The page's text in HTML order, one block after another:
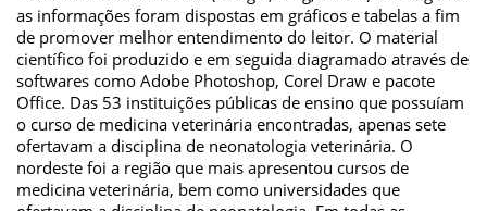
as informações foram dispostas em gráficos e tabelas a fim
de promover melhor entendimento do leitor. O material
científico foi produzido e em seguida diagramado através de
softwares como Adobe Photoshop, Corel Draw e pacote
Office. Das 53 instituições públicas de ensino que possuíam
o curso de medicina veterinária encontradas, apenas sete
ofertavam a disciplina de neonatologia veterinária. O
nordeste foi a região que mais apresentou cursos de
medicina veterinária, bem como universidades que